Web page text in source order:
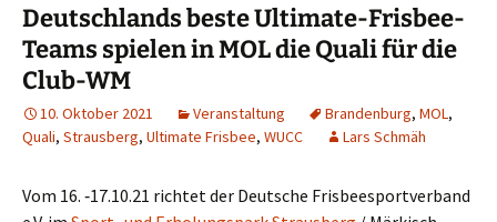
Deutschlands beste Ultimate-Frisbee-
Teams spielen in MOL die Quali für die
Club-WM
10. Oktober 2021 Veranstaltung Brandenburg, MOL,
Quali, Strausberg, Ultimate Frisbee, WUCC Lars Schmäh
Vom 16. ‑17.10.21 rich­tet der Deut­sche Fris­bee­s­port­ver­band